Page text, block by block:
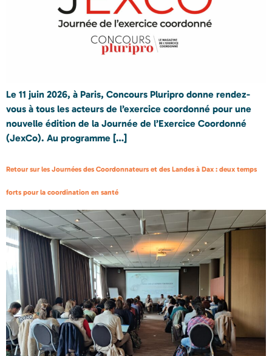
Le 11 juin 2026, à Paris, Concours Pluripro donne rendez-
vous à tous les acteurs de l’exercice coordonné pour une
nouvelle édition de la Journée de l’Exercice Coordonné
(JexCo). Au programme […]
Retour sur les Journées des Coordonnateurs et des Landes à Dax : deux temps
forts pour la coordination en santé